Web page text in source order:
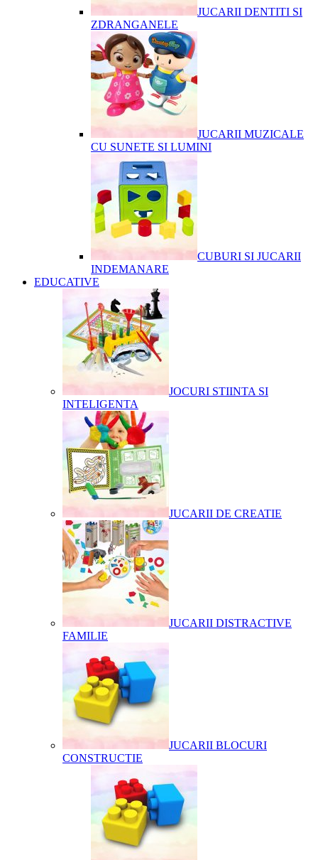
JUCARII DENTITI SI
ZDRANGANELE
JUCARII MUZICALE
CU SUNETE SI LUMINI
CUBURI SI JUCARII
INDEMANARE
EDUCATIVE
JOCURI STIINTA SI
INTELIGENTA
JUCARII DE CREATIE
JUCARII DISTRACTIVE
FAMILIE
JUCARII BLOCURI
CONSTRUCTIE